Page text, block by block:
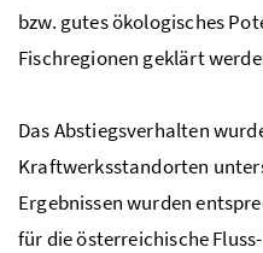
bzw. gutes ökologisches
Fischregionen geklärt
Das Abstiegsverhalten
Kraftwerksstandorten
Ergebnissen wurden
für die österreichische Fluss-